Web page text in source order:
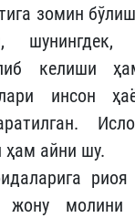
зомин
шунингдек,
келиши
инсон
ҳам айни шу.
жону молини